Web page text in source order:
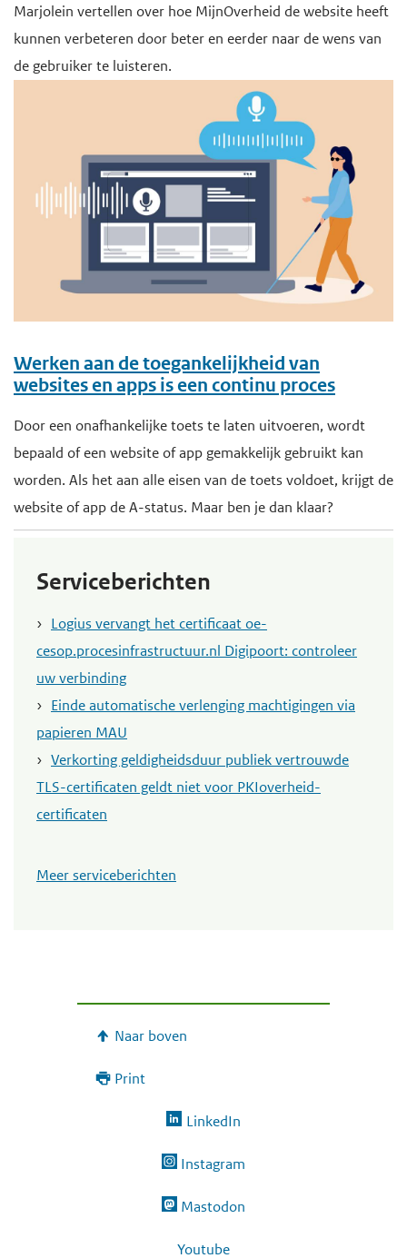
Marjolein vertellen over hoe MijnOverheid de website heeft
kunnen verbeteren door beter en eerder naar de wens van
de gebruiker te luisteren.
Werken aan de toegankelijkheid van
websites en apps is een continu proces
Door een onafhankelijke toets te laten uitvoeren, wordt
bepaald of een website of app gemakkelijk gebruikt kan
worden. Als het aan alle eisen van de toets voldoet, krijgt de
website of app de A-status. Maar ben je dan klaar?
Serviceberichten
Logius vervangt het certificaat oe-
cesop.procesinfrastructuur.nl Digipoort: controleer
uw verbinding
Einde automatische verlenging machtigingen via
papieren MAU
Verkorting geldigheidsduur publiek vertrouwde
TLS-certificaten geldt niet voor PKIoverheid-
certificaten
Meer serviceberichten
Naar boven
Print
LinkedIn
Instagram
Mastodon
Youtube